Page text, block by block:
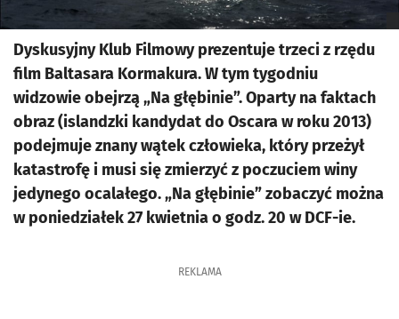
Dyskusyjny Klub Filmowy prezentuje trzeci z rzędu
film Baltasara Kormakura. W tym tygodniu
widzowie obejrzą „Na głębinie”. Oparty na faktach
obraz (islandzki kandydat do Oscara w roku 2013)
podejmuje znany wątek człowieka, który przeżył
katastrofę i musi się zmierzyć z poczuciem winy
jedynego ocalałego. „Na głębinie” zobaczyć można
w poniedziałek 27 kwietnia o godz. 20 w DCF-ie.
REKLAMA